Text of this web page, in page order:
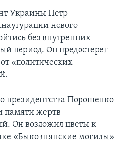
Украины Петр
нового
без внутренних
период. Он предостерег
«политических
президентства Порошенко
памяти жертв
Он возложил цветы к
«Быковнянские могилы»